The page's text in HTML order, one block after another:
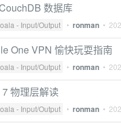
数据库
- Input/Output • ronman •
One VPN 愉快玩耍指南
- Input/Output • ronman •
物理层解读
- Input/Output • ronman •